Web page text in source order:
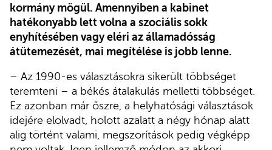
kormány mögül. Amennyiben a kabinet
hatékonyabb lett volna a szociális sokk
enyhítésében vagy eléri az államadósság
átütemezését, mai megítélése is jobb lenne.
– Az 1990-es választásokra sikerült többséget
teremteni – a békés átalakulás melletti többséget.
Ez azonban már őszre, a helyhatósági választások
idejére elolvadt, holott azalatt a négy hónap alatt
alig történt valami, megszorítások pedig végképp